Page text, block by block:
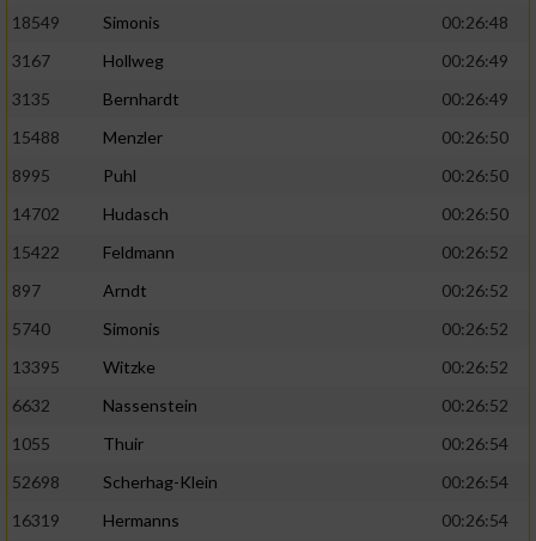
18549
Simonis
00:26:48
3167
Hollweg
00:26:49
3135
Bernhardt
00:26:49
15488
Menzler
00:26:50
8995
Puhl
00:26:50
14702
Hudasch
00:26:50
15422
Feldmann
00:26:52
897
Arndt
00:26:52
5740
Simonis
00:26:52
13395
Witzke
00:26:52
6632
Nassenstein
00:26:52
1055
Thuir
00:26:54
52698
Scherhag-Klein
00:26:54
16319
Hermanns
00:26:54